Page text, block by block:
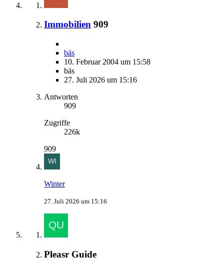
Immobilien 909
bäs
10. Februar 2004 um 15:58
bäs
27. Juli 2026 um 15:16
Antworten
909
Zugriffe
226k
909
Winter
27. Juli 2026 um 15:16
Pleasr Guide